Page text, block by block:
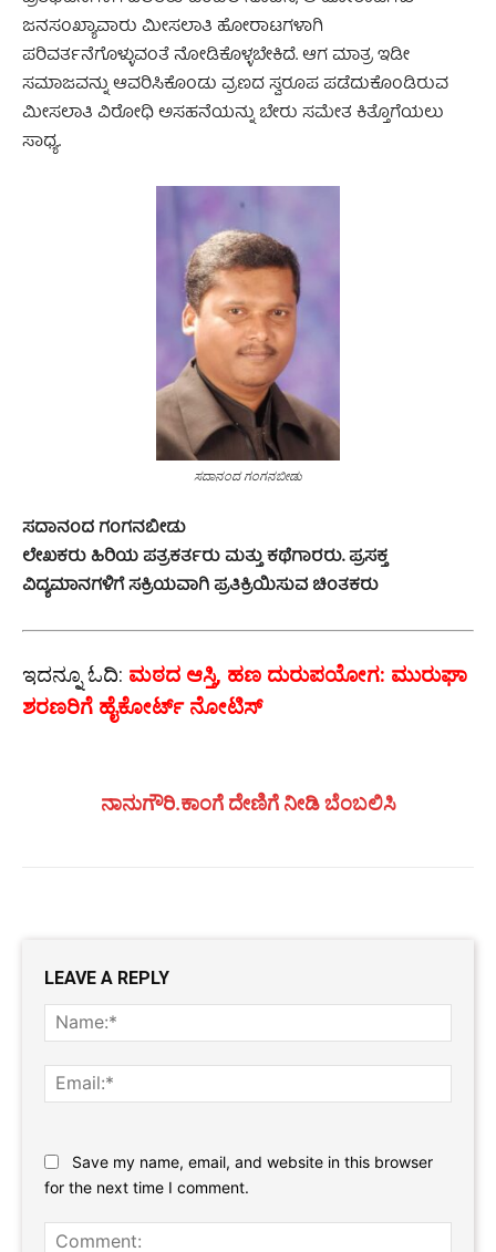
ಜನಸಂಖ್ಯಾವಾರು ಮೀಸಲಾತಿ ಹೋರಾಟಗಳಾಗಿ
ಪರಿವರ್ತನೆಗೊಳ್ಳುವಂತೆ ನೋಡಿಕೊಳ್ಳಬೇಕಿದೆ. ಆಗ ಮಾತ್ರ ಇಡೀ
ಸಮಾಜವನ್ನು ಆವರಿಸಿಕೊಂಡು ವ್ರಣದ ಸ್ವರೂಪ ಪಡೆದುಕೊಂಡಿರುವ
ಮೀಸಲಾತಿ ವಿರೋಧಿ ಅಸಹನೆಯನ್ನು ಬೇರು ಸಮೇತ ಕಿತ್ತೊಗೆಯಲು
ಸಾಧ್ಯ.
ಸದಾನಂದ ಗಂಗನಬೀಡು
ಸದಾನಂದ ಗಂಗನಬೀಡು
ಲೇಖಕರು ಹಿರಿಯ ಪತ್ರಕರ್ತರು ಮತ್ತು ಕಥೆಗಾರರು. ಪ್ರಸಕ್ತ
ವಿದ್ಯಮಾನಗಳಿಗೆ ಸಕ್ರಿಯವಾಗಿ ಪ್ರತಿಕ್ರಿಯಿಸುವ ಚಿಂತಕರು
ಇದನ್ನೂ ಓದಿ: ಮಠದ ಆಸ್ತಿ, ಹಣ ದುರುಪಯೋಗ: ಮುರುಘಾ
ಶರಣರಿಗೆ ಹೈಕೋರ್ಟ್‌ ನೋಟಿಸ್
ನಾನುಗೌರಿ.ಕಾಂಗೆ ದೇಣಿಗೆ ನೀಡಿ ಬೆಂಬಲಿಸಿ
LEAVE A REPLY
Save my name, email, and website in this browser
for the next time I comment.